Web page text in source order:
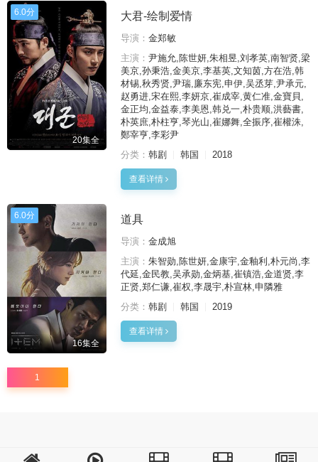
6.0分
20集全
大君-绘制爱情
导演： 金郑敏
主演： 尹施允,陈世妍,朱相昱,刘孝英,南智贤,梁
美京,孙秉浩,金美京,李基英,文知茵,方在浩,韩
材锡,秋秀贤,尹瑞,廉东宪,申伊,吴丞芽,尹承元,
赵勇进,宋在熙,李妍京,崔成宰,黄仁准,金寶貝,
金正均,金益泰,李美恩,韩兑一,朴贵顺,洪藝書,
朴英庶,朴柱亨,琴光山,崔娜舞,全振序,崔權洙,
鄭宰亨,李彩尹
分类： 韩剧 韩国 2018
查看详情
6.0分
16集全
道具
导演： 金成旭
主演： 朱智勋,陈世妍,金康宇,金釉利,朴元尚,李
代延,金民教,吴承勋,金炳基,崔镇浩,金道贤,李
正贤,郑仁谦,崔权,李晟宇,朴宣林,申隣雅
分类： 韩剧 韩国 2019
查看详情
1